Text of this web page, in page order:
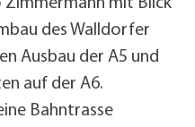
des Walldorfer
Ausbau der A5 und
auf der A6.
Bahntrasse